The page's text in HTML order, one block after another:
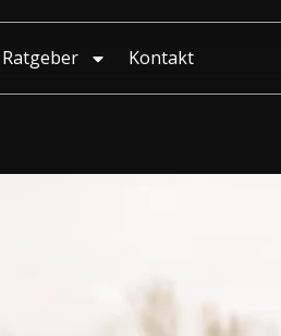
Ratgeber Kontakt